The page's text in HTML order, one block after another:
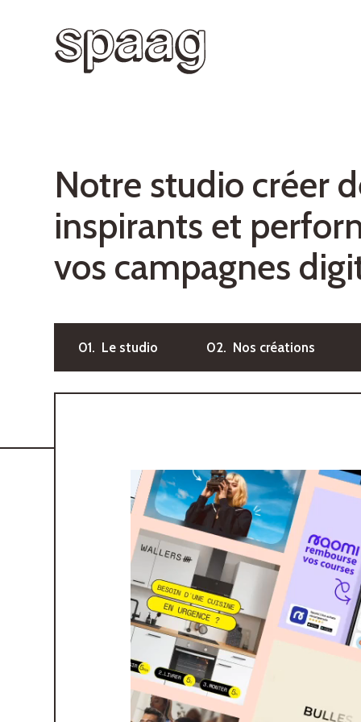
Notre studio créer d
inspirants et perfor
vos campagnes digi
01. Le studio 02. Nos créations